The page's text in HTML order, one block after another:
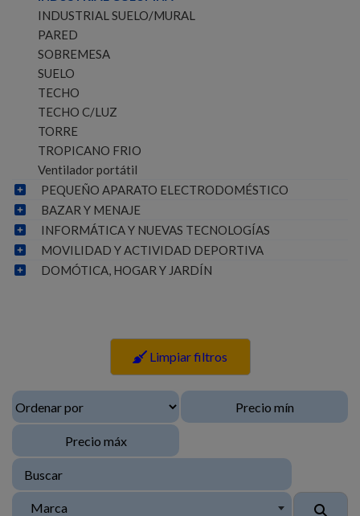
INDUSTRIAL SUELO/MURAL
PARED
SOBREMESA
SUELO
TECHO
TECHO C/LUZ
TORRE
TROPICANO FRIO
Ventilador portátil
PEQUEÑO APARATO ELECTRODOMÉSTICO
BAZAR Y MENAJE
INFORMÁTICA Y NUEVAS TECNOLOGÍAS
MOVILIDAD Y ACTIVIDAD DEPORTIVA
DOMÓTICA, HOGAR Y JARDÍN
Limpiar filtros
Marca